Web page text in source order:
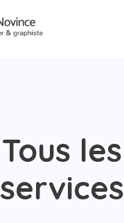
Tous les
services